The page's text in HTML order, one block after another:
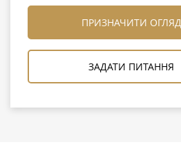
ПРИЗНАЧИТИ ОГЛЯД
ЗАДАТИ ПИТАННЯ